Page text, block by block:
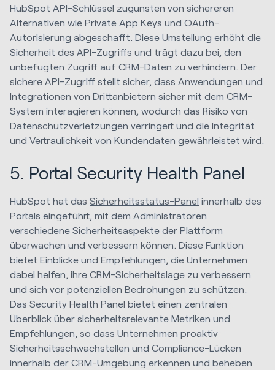
HubSpot API-Schlüssel zugunsten von sichereren
Alternativen wie Private App Keys und OAuth-
Autorisierung abgeschafft. Diese Umstellung erhöht die
Sicherheit des API-Zugriffs und trägt dazu bei, den
unbefugten Zugriff auf CRM-Daten zu verhindern. Der
sichere API-Zugriff stellt sicher, dass Anwendungen und
Integrationen von Drittanbietern sicher mit dem CRM-
System interagieren können, wodurch das Risiko von
Datenschutzverletzungen verringert und die Integrität
und Vertraulichkeit von Kundendaten gewährleistet wird.
5. Portal Security Health Panel
HubSpot hat das Sicherheitsstatus-Panel innerhalb des
Portals eingeführt, mit dem Administratoren
verschiedene Sicherheitsaspekte der Plattform
überwachen und verbessern können. Diese Funktion
bietet Einblicke und Empfehlungen, die Unternehmen
dabei helfen, ihre CRM-Sicherheitslage zu verbessern
und sich vor potenziellen Bedrohungen zu schützen.
Das Security Health Panel bietet einen zentralen
Überblick über sicherheitsrelevante Metriken und
Empfehlungen, so dass Unternehmen proaktiv
Sicherheitsschwachstellen und Compliance-Lücken
innerhalb der CRM-Umgebung erkennen und beheben